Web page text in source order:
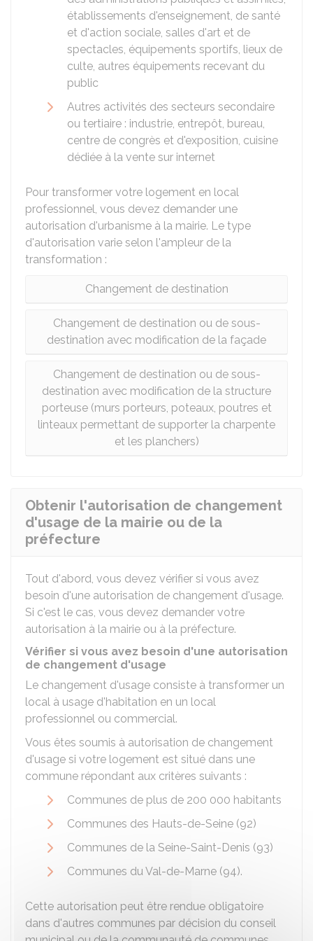
établissements d'enseignement, de santé
et d'action sociale, salles d'art et de
spectacles, équipements sportifs, lieux de
culte, autres équipements recevant du
public
Autres activités des secteurs secondaire
ou tertiaire : industrie, entrepôt, bureau,
centre de congrès et d'exposition, cuisine
dédiée à la vente sur internet
Pour transformer votre logement en local
professionnel, vous devez demander une
autorisation d'urbanisme à la mairie. Le type
d'autorisation varie selon l'ampleur de la
transformation :
Changement de destination
Changement de destination ou de sous-
destination avec modification de la façade
Changement de destination ou de sous-
destination avec modification de la structure
porteuse (murs porteurs, poteaux, poutres et
linteaux permettant de supporter la charpente
et les planchers)
Obtenir l'autorisation de changement
d'usage de la mairie ou de la
préfecture
Tout d'abord, vous devez vérifier si vous avez
besoin d'une autorisation de changement d'usage.
Si c'est le cas, vous devez demander votre
autorisation à la mairie ou à la préfecture.
Vérifier si vous avez besoin d'une autorisation
de changement d'usage
Le changement d'usage consiste à transformer un
local à usage d'habitation en un local
professionnel ou commercial.
Vous êtes soumis à autorisation de changement
d'usage si votre logement est situé dans une
commune répondant aux critères suivants :
Communes de plus de 200 000 habitants
Communes des Hauts-de-Seine (92)
Communes de la Seine-Saint-Denis (93)
Communes du Val-de-Marne (94).
Cette autorisation peut être rendue obligatoire
dans d'autres communes par décision du conseil